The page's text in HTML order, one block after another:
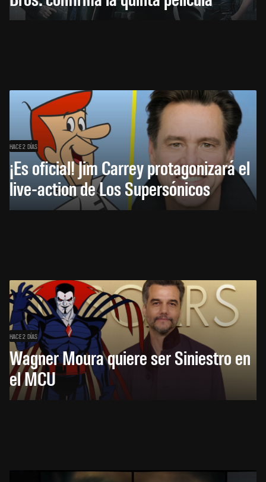
HACE 2 DÍAS
¡Es oficial! Jim Carrey protagonizará el
live-action de Los Supersónicos
HACE 2 DÍAS
Wagner Moura quiere ser Siniestro en
el MCU